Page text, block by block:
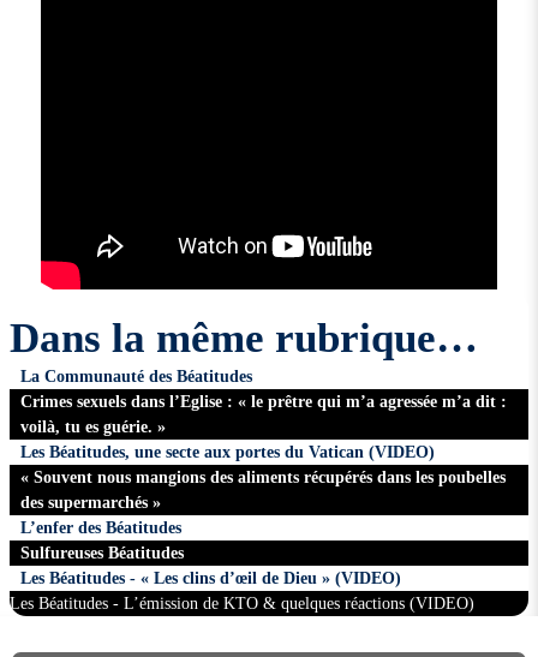
Dans la même rubrique…
La Communauté des Béatitudes
Crimes sexuels dans l’Eglise : « le prêtre qui m’a agressée m’a dit :
voilà, tu es guérie. »
Les Béatitudes, une secte aux portes du Vatican (VIDEO)
« Souvent nous mangions des aliments récupérés dans les poubelles
des supermarchés »
L’enfer des Béatitudes
Sulfureuses Béatitudes
Les Béatitudes - « Les clins d’œil de Dieu » (VIDEO)
Les Béatitudes - L’émission de KTO & quelques réactions (VIDEO)